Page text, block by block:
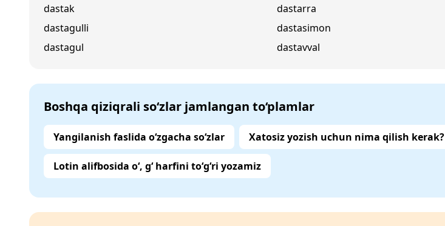
dastak
dastagulli
dastagul
dastarra
dastasimon
dastavval
Boshqa qiziqrali so‘zlar jamlangan to‘plamlar
Yangilanish faslida o‘zgacha so‘zlar Xatosiz yozish uchun nima qilish kerak?
Lotin alifbosida o‘, g‘ harfini to‘g‘ri yozamiz